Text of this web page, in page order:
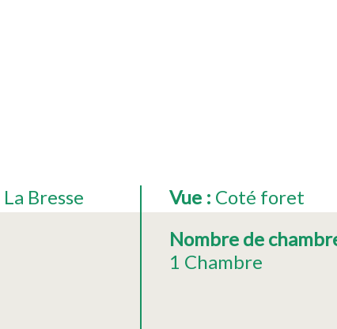
La Bresse
Vue : Coté foret
Nombre de
1 Chambre